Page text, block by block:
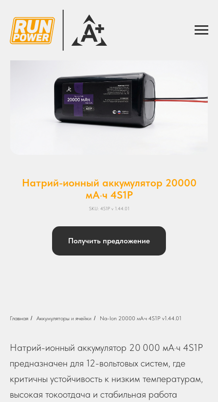
Натрий-ионный аккумулятор 20000
мА·ч 4S1P
SKU: 4S1P v 1.44.01
Получить предложение
Главная / Аккумуляторы и ячейки / Na-Ion 20000 мА·ч 4S1P v1.44.01
Натрий-ионный аккумулятор 20 000 мА·ч 4S1P
предназначен для 12-вольтовых систем, где
критичны устойчивость к низким температурам,
высокая токоотдача и стабильная работа